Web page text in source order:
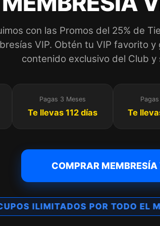
con las Promos del 25% de
VIP. Obtén tu VIP favorito
contenido exclusivo del Club y
Pagas 3 Meses
Te llevas 112 días Te
COMPRAR MEMBRESÍA
ILIMITADOS POR TODO EL